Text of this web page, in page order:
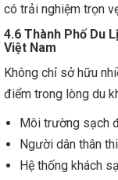
có trải nghiệm trọn
4.6 Thành Phố Du
Việt Nam
Không chỉ sở hữu
điểm trong lòng du
Môi trường sạch
Người dân thân
Hệ thống khách